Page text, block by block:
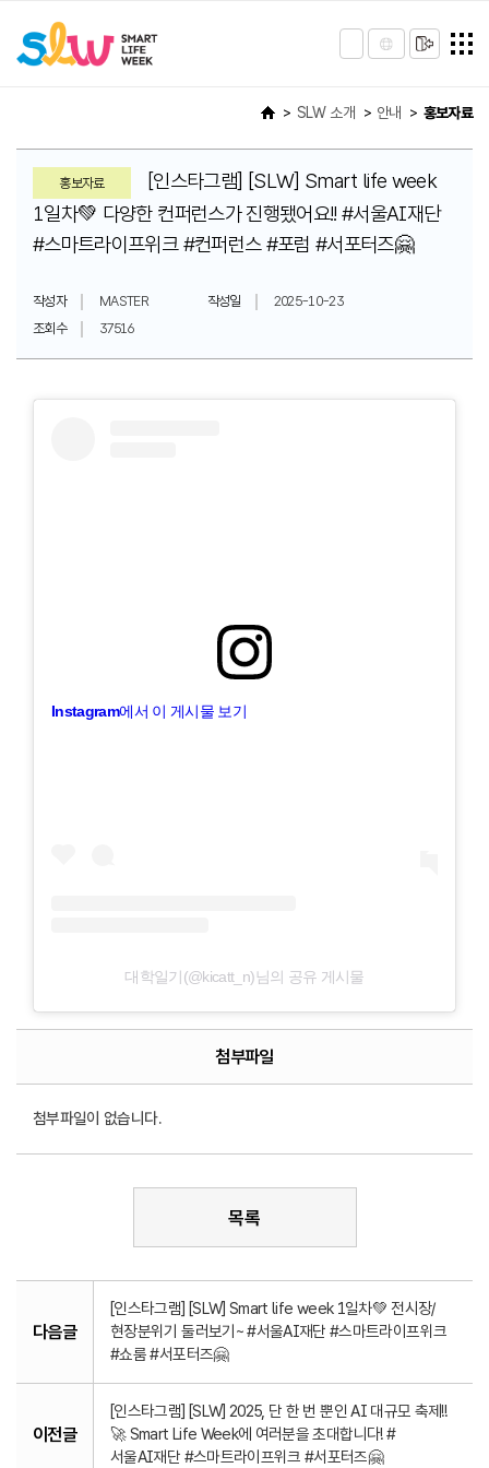
SLW 소개 안내 홍보자료
홍보자료
[인스타그램] [SLW] Smart life week
1일차💚 다양한 컨퍼런스가 진행됐어요!! #서울AI재단
#스마트라이프위크 #컨퍼런스 #포럼 #서포터즈🤗
작성자 MASTER 작성일
2025-10-23
조회수
37516
Instagram에서 이 게시물 보기
대학일기(@kicatt_n)님의 공유 게시물
첨부파일
첨부파일이 없습니다.
목록
다음글
[인스타그램] [SLW] Smart life week 1일차💚 전시장/
현장분위기 둘러보기~ #서울AI재단 #스마트라이프위크
#쇼룸 #서포터즈🤗
이전글
[인스타그램] [SLW] 2025, 단 한 번 뿐인 AI 대규모 축제!!
🚀 Smart Life Week에 여러분을 초대합니다! #
서울AI재단 #스마트라이프위크 #서포터즈🤗